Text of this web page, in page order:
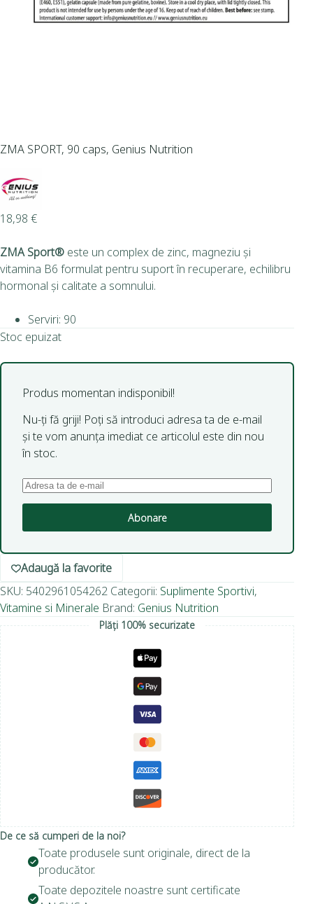
ZMA SPORT, 90 caps, Genius Nutrition
18,98 €
ZMA Sport® este un complex de zinc, magneziu și
vitamina B6 formulat pentru suport în recuperare, echilibru
hormonal și calitate a somnului.
Serviri: 90
Stoc epuizat
Produs momentan indisponibil!
Nu-ți fă griji! Poți să introduci adresa ta de e-mail
și te vom anunța imediat ce articolul este din nou
în stoc.
Abonare
Adaugă la favorite
SKU: 5402961054262 Categorii: Suplimente Sportivi,
Vitamine si Minerale Brand: Genius Nutrition
Plăți 100% securizate
De ce să cumperi de la noi?
Toate produsele sunt originale, direct de la
producător.
Toate depozitele noastre sunt certificate